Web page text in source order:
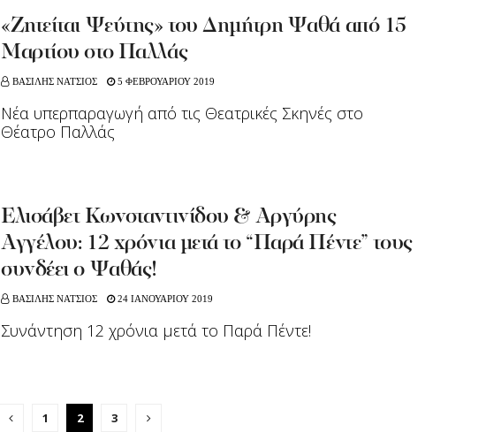
«Ζητείται Ψεύτης» του Δημήτρη Ψαθά από 15
Μαρτίου στο Παλλάς
ΒΑΣΙΛΗΣ ΝΑΤΣΙΟΣ 5 ΦΕΒΡΟΥΑΡΙΟΥ 2019
Νέα υπερπαραγωγή από τις Θεατρικές Σκηνές στο
Θέατρο Παλλάς
Ελισάβετ Κωνσταντινίδου & Αργύρης
Αγγέλου: 12 χρόνια μετά το “Παρά Πέντε” τους
συνδέει ο Ψαθάς!
ΒΑΣΙΛΗΣ ΝΑΤΣΙΟΣ 24 ΙΑΝΟΥΑΡΙΟΥ 2019
Συνάντηση 12 χρόνια μετά το Παρά Πέντε!
1 2 3